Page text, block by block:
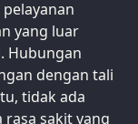
yang luar
Hubungan
dengan tali
tidak ada
sakit yang